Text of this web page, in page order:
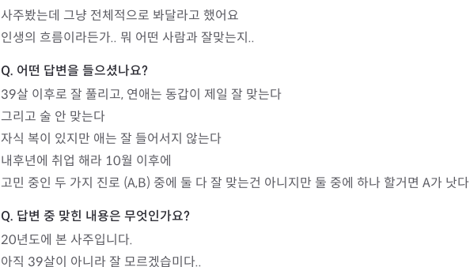
사주봤는데 그냥 전체적으로 봐달라고 했어요
인생의 흐름이라든가.. 뭐 어떤 사람과 잘맞는지..
39살 이후로 잘 풀리고, 연애는 동갑이 제일 잘 맞는다
그리고 술 안 맞는다
자식 복이 있지만 애는 잘 들어서지 않는다
내후년에 취업 해라 10월 이후에
고민 중인 두 가지 진로 (A,B) 중에 둘 다 잘 맞는건 아니지만 둘 중에 하나 할거면 A가 낫다
20년도에 본 사주입니다.
아직 39살이 아니라 잘 모르겠습미다..